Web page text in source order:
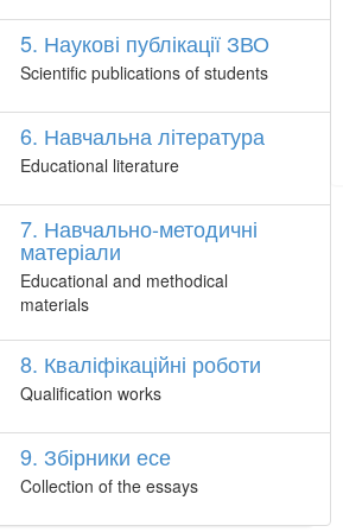
5. Наукові публікації ЗВО
Scientific publications of students
6. Навчальна література
Educational literature
7. Навчально-методичні
матеріали
Educational and methodical
materials
8. Кваліфікаційні роботи
Qualification works
9. Збірники есе
Collection of the essays